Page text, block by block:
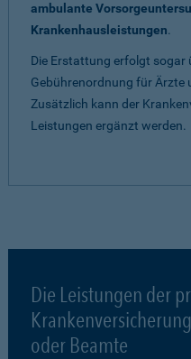
ambulante
Krankenhausleistungen.
Die Erstattung erfolgt sogar
Gebührenordnung für Ärzte
Zusätzlich kann der
Leistungen ergänzt werden.
Die Leistungen der
oder Beamte